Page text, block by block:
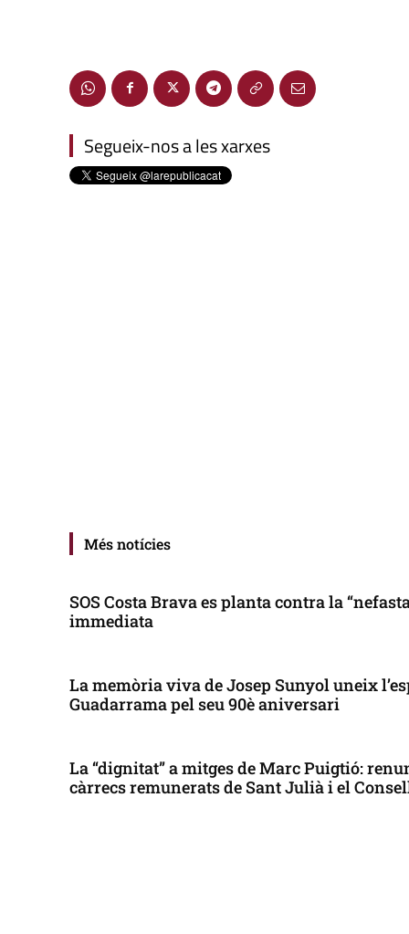
Segueix-nos a les xarxes
Més notícies
SOS Costa Brava es planta contra la
immediata
La memòria viva de Josep Sunyol uneix
Guadarrama pel seu 90è aniversari
La “dignitat” a mitges de Marc Puigtió:
càrrecs remunerats de Sant Julià i el